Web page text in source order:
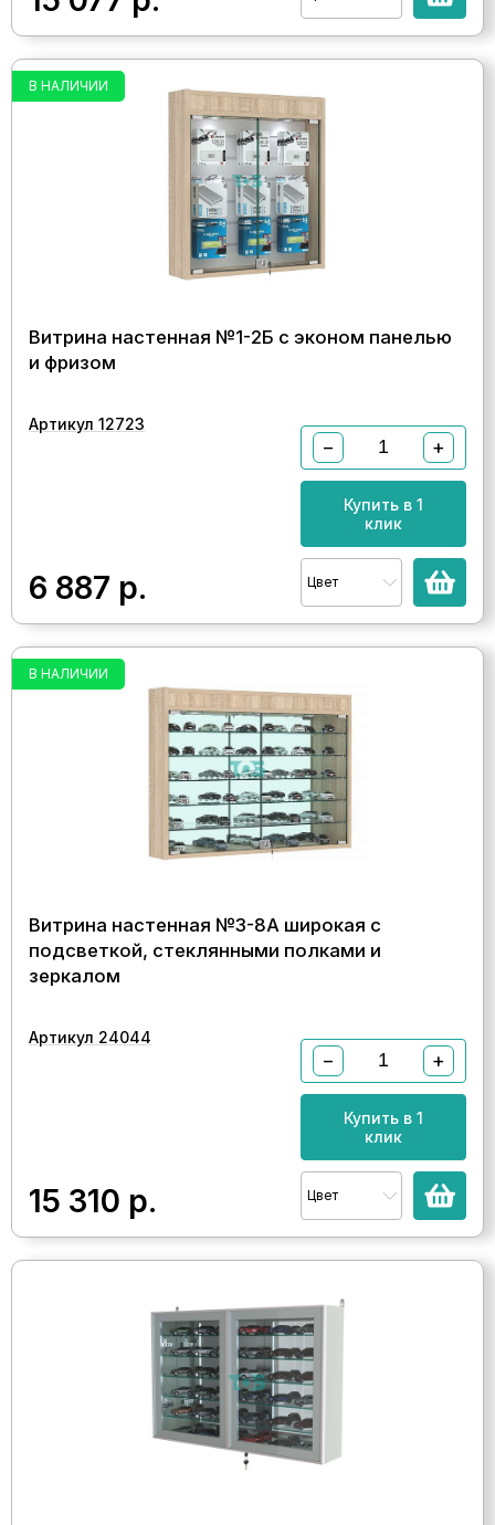
В НАЛИЧИИ
Витрина настенная №1-2Б с эконом панелью
и фризом
Артикул 12723
6 887 р.
− +
Купить в 1
клик
Цвет
В НАЛИЧИИ
Витрина настенная №3-8А широкая с
подсветкой, стеклянными полками и
зеркалом
Артикул 24044
15 310 р.
− +
Купить в 1
клик
Цвет